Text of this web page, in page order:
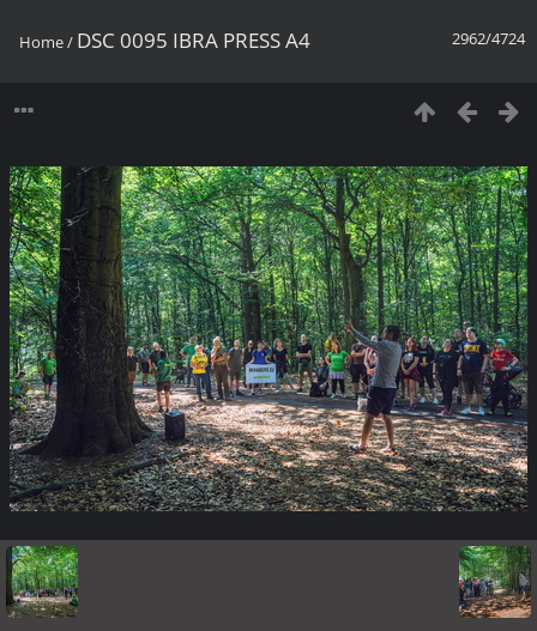
2962/4724
Home/ DSC 0095 IBRA PRESS A4